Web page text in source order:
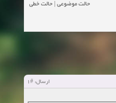
حالت موضوعی حالت خطی
ارسال: #1